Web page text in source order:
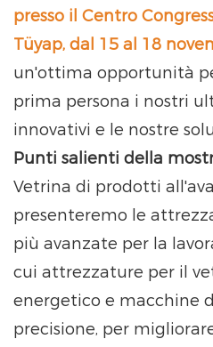
presso il Centro
Tüyap, dal 15 al 18
un'ottima opportunità
prima persona i nostri
innovativi e le nostre
Punti salienti della
Vetrina di prodotti
presenteremo le
più avanzate per la
cui attrezzature per il
energetico e macchine
precisione, per